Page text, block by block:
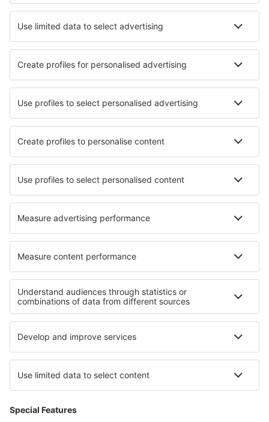
Hoteluri în Carolinensiel Hoteluri în Freiburg im Breisgau
Cele mai bune hoteluri - orașe
Hoteluri în Andosilla Hoteluri în Fort Hall
Hoteluri în Ixtlahuacan del Rio Hoteluri în Ko Sukon
Hoteluri în High Level Hoteluri Adaminaby
Hoteluri în Umdloti Hoteluri în Villars
Cele mai bune hoteluri - regiuni
Hoteluri în Garmisch-Partenkirchen
Hoteluri in Lake Constance Hoteluri in Bavarian Alps
Hoteluri on Baltic Sea Coast
Hoteluri in Przemyskie Mountains
Hoteluri in Roztocze Hoteluri in Coastal California